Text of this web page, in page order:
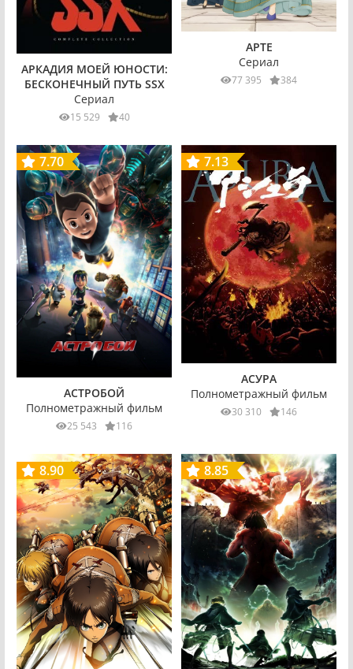
АРКАДИЯ МОЕЙ ЮНОСТИ:
БЕСКОНЕЧНЫЙ ПУТЬ SSX
Сериал
15 529 40
АРТЕ
Сериал
77 395 384
7.70
АСТРОБОЙ
Полнометражный фильм
25 543 116
7.13
АСУРА
Полнометражный фильм
30 310 146
8.90 8.85